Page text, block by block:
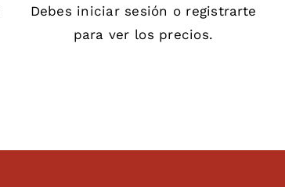
Debes iniciar sesión o registrarte
para ver los precios.